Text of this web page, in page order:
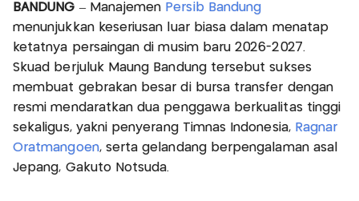
BANDUNG– Manajemen Persib Bandung
menunjukkan keseriusan luar biasa dalam menatap
ketatnya persaingan di musim baru 2026-2027.
Skuad berjuluk Maung Bandung tersebut sukses
membuat gebrakan besar di bursa transfer dengan
resmi mendaratkan dua penggawa berkualitas tinggi
sekaligus, yakni penyerang Timnas Indonesia, Ragnar
Oratmangoen, serta gelandang berpengalaman asal
Jepang, Gakuto Notsuda.